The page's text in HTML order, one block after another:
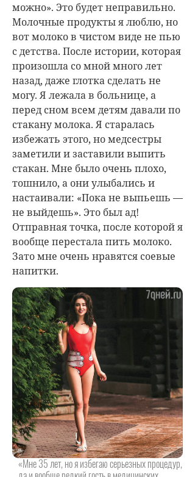
можно». Это будет неправильно.
Молочные продукты я люблю, но
вот молоко в чистом виде не пью
с детства. После истории, которая
произошла со мной много лет
назад, даже глотка сделать не
могу. Я лежала в больнице, а
перед сном всем детям давали по
стакану молока. Я старалась
избежать этого, но медсестры
заметили и заставили выпить
стакан. Мне было очень плохо,
тошнило, а они улыбались и
настаивали: «Пока не выпьешь —
не выйдешь». Это был ад!
Отправная точка, после которой я
вообще перестала пить молоко.
Зато мне очень нравятся соевые
напитки.
«Мне 35 лет, но я избегаю серьезных процедур,